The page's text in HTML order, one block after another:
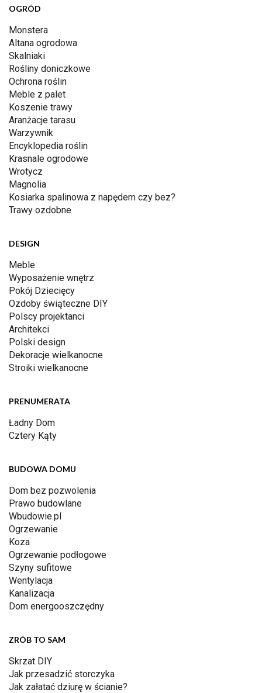
OGRÓD
Monstera
Altana ogrodowa
Skalniaki
Rośliny doniczkowe
Ochrona roślin
Meble z palet
Koszenie trawy
Aranżacje tarasu
Warzywnik
Encyklopedia roślin
Krasnale ogrodowe
Wrotycz
Magnolia
Kosiarka spalinowa z napędem czy bez?
Trawy ozdobne
DESIGN
Meble
Wyposażenie wnętrz
Pokój Dziecięcy
Ozdoby świąteczne DIY
Polscy projektanci
Architekci
Polski design
Dekoracje wielkanocne
Stroiki wielkanocne
PRENUMERATA
Ładny Dom
Cztery Kąty
BUDOWA DOMU
Dom bez pozwolenia
Prawo budowlane
Wbudowie.pl
Ogrzewanie
Koza
Ogrzewanie podłogowe
Szyny sufitowe
Wentylacja
Kanalizacja
Dom energooszczędny
ZRÓB TO SAM
Skrzat DIY
Jak przesadzić storczyka
Jak załatać dziurę w ścianie?